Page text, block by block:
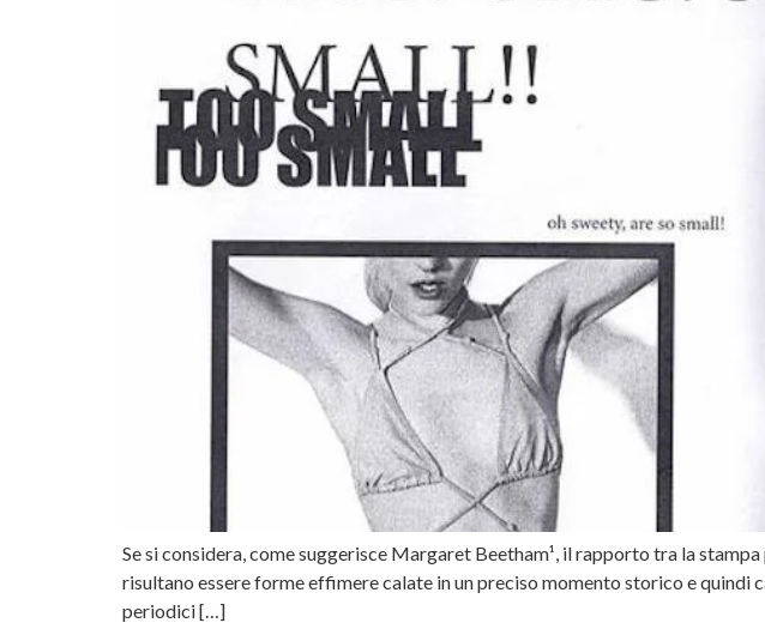
Se si considera, come suggerisce Margaret Beetham¹, il rapporto tra la
risultano essere forme effimere calate in un preciso momento storico e
periodici […]